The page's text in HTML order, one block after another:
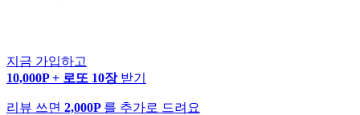
지금 가입하고
10,000P + 로또 10장 받기
리뷰 쓰면 2,000P 를 추가로 드려요